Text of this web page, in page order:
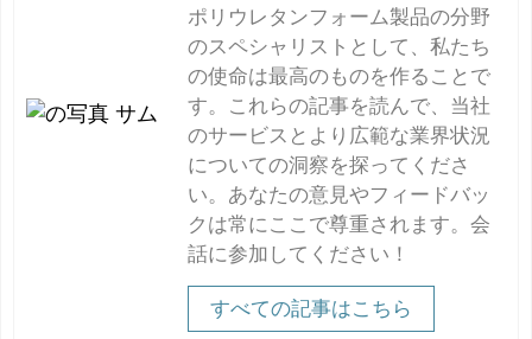
ポリウレタンフォーム製品の分野
のスペシャリストとして、私たち
の使命は最高のものを作ることで
す。これらの記事を読んで、当社
のサービスとより広範な業界状況
についての洞察を探ってくださ
い。あなたの意見やフィードバッ
クは常にここで尊重されます。会
話に参加してください！
すべての記事はこちら